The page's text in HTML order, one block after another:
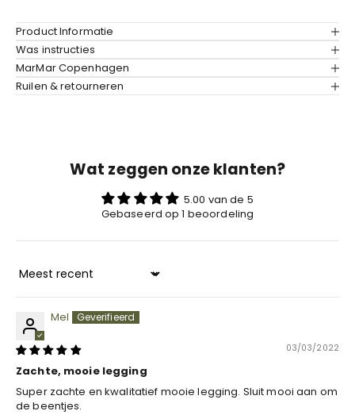
Product Informatie
Was instructies
MarMar Copenhagen
Ruilen & retourneren
Wat zeggen onze klanten?
5.00 van de 5
Gebaseerd op 1 beoordeling
Sort by
Mel
03/03/2022
Zachte, mooie legging
Super zachte en kwalitatief mooie legging. Sluit mooi aan om
de beentjes.